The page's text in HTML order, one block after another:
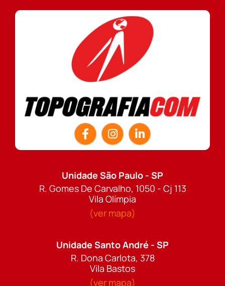
Unidade São Paulo - SP
R. Gomes De Carvalho, 1050 - Cj 113
Vila Olímpia
(ver mapa)
Unidade Santo André - SP
R. Dona Carlota, 378
Vila Bastos
(ver mapa)